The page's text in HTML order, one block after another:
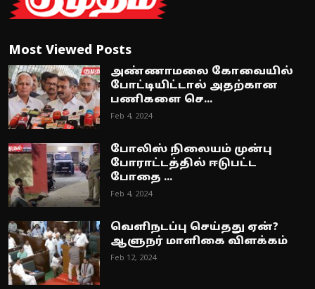
Most Viewed Posts
அண்ணாமலை கோவையில்
போட்டியிட்டால் அதற்கான
பணிகளை செ...
Feb 4, 2024
போலிஸ் நிலையம் முன்பு
போராட்டத்தில் ஈடுபட்ட
போதை ...
Feb 4, 2024
வெளிநடப்பு செய்தது ஏன்?
ஆளுநர் மாளிகை விளக்கம்
Feb 12, 2024